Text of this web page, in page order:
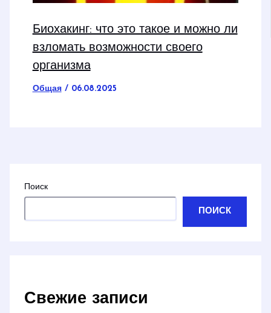
Биохакинг: что это такое и можно ли
взломать возможности своего
организма
Общая/ 06.08.2025
Поиск
ПОИСК
Свежие записи